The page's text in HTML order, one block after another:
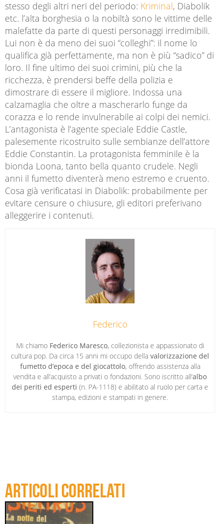
stesso degli altri neri del periodo: Kriminal, Diabolik
etc. l’alta borghesia o la nobiltà sono le vittime delle
malefatte da parte di questi personaggi irredimibili.
Lui non è da meno dei suoi “colleghi”: il nome lo
qualifica già perfettamente, ma non è più “sadico” di
loro. Il fine ultimo dei suoi crimini, più che la
ricchezza, è prendersi beffe della polizia e
dimostrare di essere il migliore. Indossa una
calzamaglia che oltre a mascherarlo funge da
corazza e lo rende invulnerabile ai colpi dei nemici.
L’antagonista è l’agente speciale Eddie Castle,
palesemente ricostruito sulle sembianze dell’attore
Eddie Constantin. La protagonista femminile è la
bionda Loona, tanto bella quanto crudele. Negli
anni il fumetto diventerà meno estremo e cruento.
Cosa già verificatasi in Diabolik: probabilmente per
evitare censure o chiusure, gli editori preferivano
alleggerire i contenuti.
Federico
Mi chiamo Federico Maresco, collezionista e appassionato di
cultura pop. Da circa 15 anni mi occupo della valorizzazione del
fumetto d’epoca e del giocattolo, offrendo assistenza alla
vendita e all’acquisto a privati o fondazioni. Sono iscritto all’albo
dei periti ed esperti (n. PA-1118) e abilitato al ruolo per carta e
stampa, edizioni e stampati in genere.
Articoli correlati